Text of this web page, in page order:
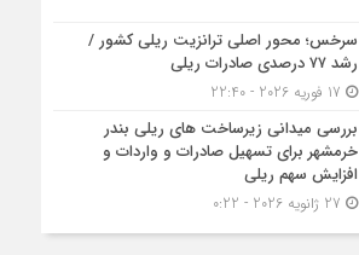
سرخس؛ محور اصلی ترانزیت ریلی کشور /
رشد ۷۷ درصدی صادرات ریلی
بررسی میدانی زیرساخت های ریلی بندر
خرمشهر برای تسهیل صادرات و واردات و
افزایش سهم ریلی